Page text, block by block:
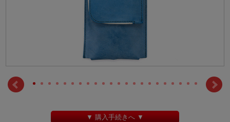
▼ 購入手続きへ ▼